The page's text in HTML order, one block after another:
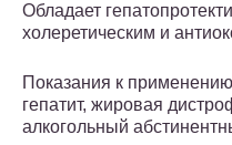
Обладает
холеретическим и
Показания к
гепатит, жировая
алкогольный